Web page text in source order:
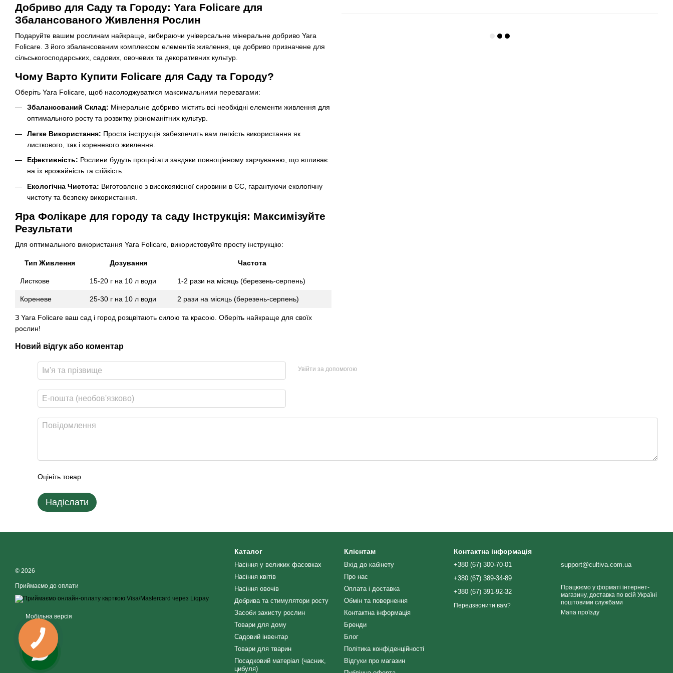
Добриво для Саду та Городу: Yara Folicare для
Збалансованого Живлення Рослин
Подаруйте вашим рослинам найкраще, вибираючи універсальне мінеральне добриво Yara
Folicare. З його збалансованим комплексом елементів живлення, це добриво призначене для
сільськогосподарських, садових, овочевих та декоративних культур.
Чому Варто Купити Folicare для Саду та Городу?
Оберіть Yara Folicare, щоб насолоджуватися максимальними перевагами:
Збалансований Склад: Мінеральне добриво містить всі необхідні елементи живлення для
оптимального росту та розвитку різноманітних культур.
Легке Використання: Проста інструкція забезпечить вам легкість використання як
листкового, так і кореневого живлення.
Ефективність: Рослини будуть процвітати завдяки повноцінному харчуванню, що впливає
на їх врожайність та стійкість.
Екологічна Чистота: Виготовлено з високоякісної сировини в ЄС, гарантуючи екологічну
чистоту та безпеку використання.
Яра Фолікаре для городу та саду Інструкція: Максимізуйте
Результати
Для оптимального використання Yara Folicare, використовуйте просту інструкцію:
Тип Живлення Дозування Частота
Листкове 15-20 г на 10 л води 1-2 рази на місяць (березень-серпень)
Кореневе 25-30 г на 10 л води 2 рази на місяць (березень-серпень)
З Yara Folicare ваш сад і город розцвітають силою та красою. Оберіть найкраще для своїх
рослин!
Новий відгук або коментар
Увійти за допомогою
Оцініть товар
Надіслати
© 2026
Приймаємо до оплати
Мобільна версія
Каталог
Насіння у великих фасовках
Насіння квітів
Насіння овочів
Добрива та стимулятори росту
Засоби захисту рослин
Товари для дому
Садовий інвентар
Товари для тварин
Посадковий матеріал (часник,
цибуля)
Клієнтам
Вхід до кабінету
Про нас
Оплата і доставка
Обмін та повернення
Контактна інформація
Бренди
Блог
Політика конфіденційності
Відгуки про магазин
Контактна інформація
+380 (67) 300-70-01
+380 (67) 389-34-89
+380 (67) 391-92-32
Передзвонити вам?
support@cultiva.com.ua
Працюємо у форматі інтернет-
магазину, доставка по всій Україні
поштовими службами
Мапа проїзду